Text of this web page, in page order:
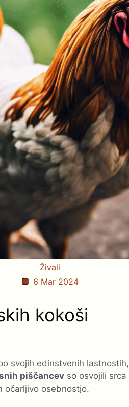
Živali
6 Mar 2024
kokoši
svojih edinstvenih
piščancev so osvojili srca
očarljivo osebnostjo.